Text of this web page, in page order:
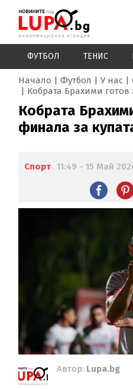
ФУТБОЛ ТЕНИС
Начало Футбол У нас
Кобрата Брахими
Кобрата
финала за
Спорт 11:49 - 15 Май
Автор: Lupa.bg